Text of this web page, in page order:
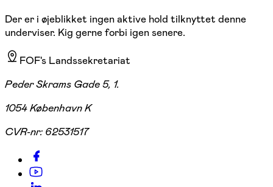
Der er i øjeblikket ingen aktive hold tilknyttet denne
underviser. Kig gerne forbi igen senere.
FOF's Landssekretariat
Peder Skrams Gade 5, 1.
1054 København K
CVR-nr: 62531517